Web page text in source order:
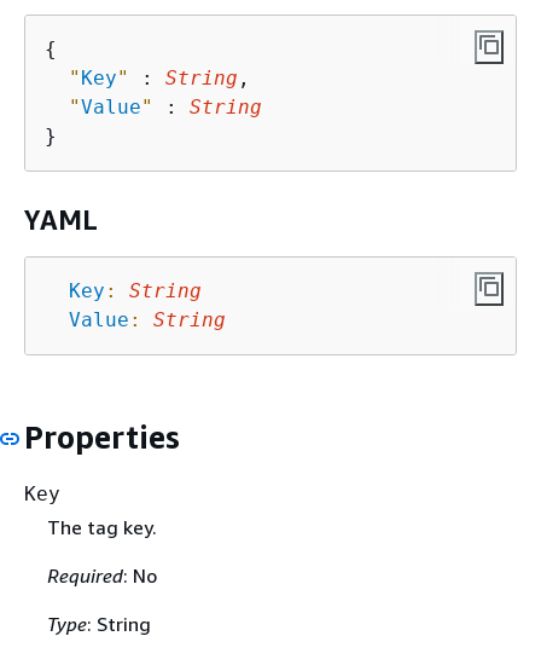
{
" Key" : String ,
"Value" : String
YAML
Key :
String
Value : String
Properties
Key
The tag key.
Required: No
Type: String